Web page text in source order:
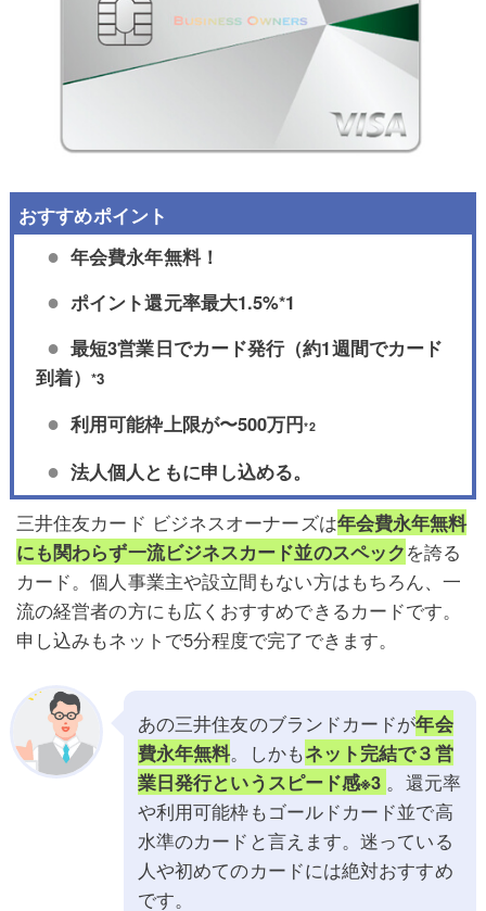
年会費永年無料！
ポイント還元率最大1.5%*1
最短3営業日でカード発行（約1週間でカード
到着）*3
利用可能枠上限が〜500万円*2
法人個人ともに申し込める。
三井住友カード ビジネスオーナーズは年会費永年無料
にも関わらず一流ビジネスカード並のスペックを誇る
カード。個人事業主や設立間もない方はもちろん、一
流の経営者の方にも広くおすすめできるカードです。
申し込みもネットで5分程度で完了できます。
あの三井住友のブランドカードが年会
費永年無料。しかもネット完結で３営
業日発行というスピード感※3 。還元率
や利用可能枠もゴールドカード並で高
水準のカードと言えます。迷っている
人や初めてのカードには絶対おすすめ
です。